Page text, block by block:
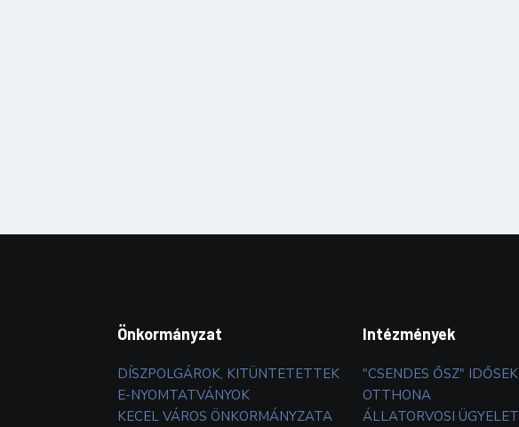
Önkormányzat
DÍSZPOLGÁROK, KITÜNTETETTEK
E-NYOMTATVÁNYOK
KECEL VÁROS ÖNKORMÁNYZATA
Intézmények
"CSENDES ŐSZ" IDŐSEK
OTTHONA
ÁLLATORVOSI ÜGYELET